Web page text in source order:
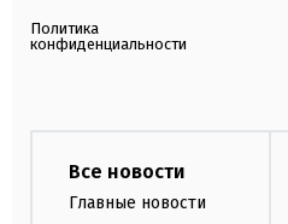
Политика
конфиденциальности
Все новости
Главные новости